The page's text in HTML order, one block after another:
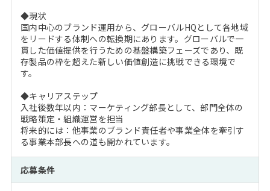
◆現状
国内中心のブランド運用から、グローバルHQとして各地域
をリードする体制への転換期にあります。グローバルで一
貫した価値提供を行うための基盤構築フェーズであり、既
存製品の枠を超えた新しい価値創造に挑戦できる環境で
す。
◆キャリアステップ
入社後数年以内：マーケティング部長として、部門全体の
戦略策定・組織運営を担当
将来的には：他事業のブランド責任者や事業全体を牽引す
る事業本部長への道も開かれています。
応募条件